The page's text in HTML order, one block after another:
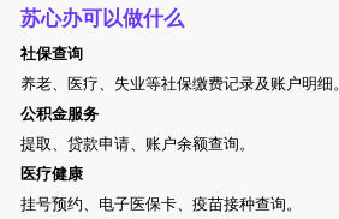
苏心办可以做什么
社保查询
养老、医疗、失业等社保缴费记录及账户明细。
公积金服务
提取、贷款申请、账户余额查询。
医疗健康
挂号预约、电子医保卡、疫苗接种查询。